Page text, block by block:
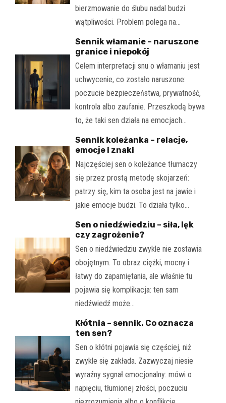
bierzmowanie do ślubu nadal budzi
wątpliwości. Problem polega na…
Sennik włamanie – naruszone
granice i niepokój
Celem interpretacji snu o włamaniu jest
uchwycenie, co zostało naruszone:
poczucie bezpieczeństwa, prywatność,
kontrola albo zaufanie. Przeszkodą bywa
to, że taki sen działa na emocjach…
Sennik koleżanka – relacje,
emocje i znaki
Najczęściej sen o koleżance tłumaczy
się przez prostą metodę skojarzeń:
patrzy się, kim ta osoba jest na jawie i
jakie emocje budzi. To działa tylko…
Sen o niedźwiedziu – siła, lęk
czy zagrożenie?
Sen o niedźwiedziu zwykle nie zostawia
obojętnym. To obraz ciężki, mocny i
łatwy do zapamiętania, ale właśnie tu
pojawia się komplikacja: ten sam
niedźwiedź może…
Kłótnia – sennik. Co oznacza
ten sen?
Sen o kłótni pojawia się częściej, niż
zwykle się zakłada. Zazwyczaj niesie
wyraźny sygnał emocjonalny: mówi o
napięciu, tłumionej złości, poczuciu